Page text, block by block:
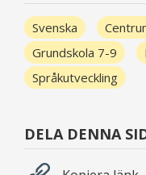
Svenska
Grundskola 7-9
Språkutveckling
DELA DENNA